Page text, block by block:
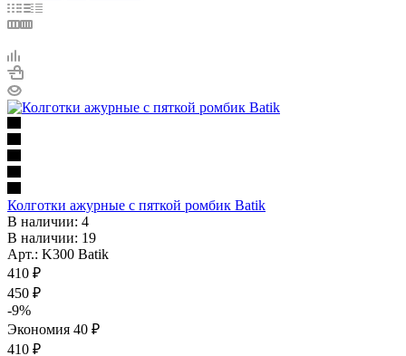
Колготки ажурные с пяткой ромбик Batik
В наличии: 4
В наличии: 19
Арт.: K300 Batik
410 ₽
450 ₽
-9%
Экономия 40 ₽
410 ₽